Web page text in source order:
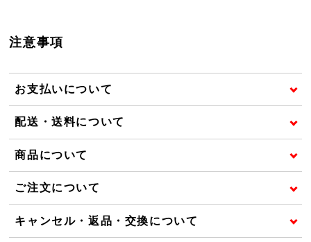
注意事項
お支払いについて
配送・送料について
商品について
ご注文について
キャンセル・返品・交換について